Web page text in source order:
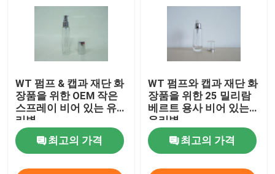
WT 펌프 & 캡과 재단 화
장품을 위한 OEM 작은
스프레이 비어 있는 유
리병
최고의 가격
WT 펌프와 캡과 재단 화
장품을 위한 25 밀리람
베르트 용사 비어 있는
유리병
최고의 가격